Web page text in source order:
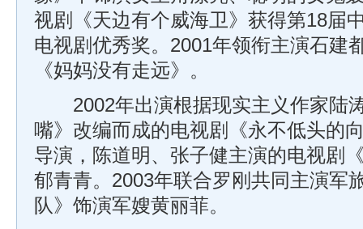
视剧《天边有个威海卫》获得第18届
电视剧优秀奖。2001年领衔主演石建
《妈妈没有走远》。
2002年出演根据现实主义作家陆
嘴》改编而成的电视剧《永不低头的
导演，陈道明、张子健主演的电视剧
郁青青。2003年联合罗刚共同主演军
队》饰演军嫂黄丽菲。